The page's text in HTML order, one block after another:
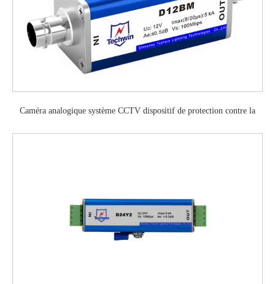
Caméra analogique système CCTV dispositif de protection contre la